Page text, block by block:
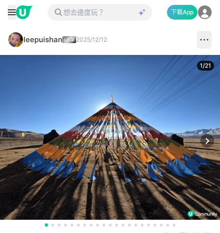
下載App
leepuishan 2025/12/12
1/21